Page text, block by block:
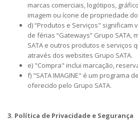
marcas comerciais, logótipos,
imagem ou ícone de propriedade do
d) “Produtos e Serviços" significam
de férias “Gateways” Grupo SATA,
SATA e outros produtos e serviços
através dos websites Grupo SATA.
e) "Compra" inclui marcação,
f) "SATA IMAGINE" é um programa
oferecido pelo Grupo SATA.
3. Política de Privacidade e Segurança